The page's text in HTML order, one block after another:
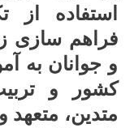
استفاده از
فراهم سازی
و جوانان به
کشور و
متدین،